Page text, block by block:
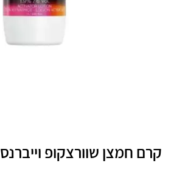
קרם חמצן שוורצקופ וייברנס